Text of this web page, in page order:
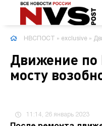
НВСПОСТ » exclusive »
Движение по
мосту
11:14, 26 январь 2023